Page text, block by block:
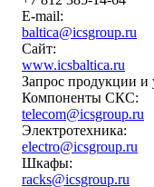
E-mail:
baltica@icsgroup.ru
Сайт:
www.icsbaltica.ru
Запрос продукции и
Компоненты СКС:
telecom@icsgroup.ru
Электротехника:
electro@icsgroup.ru
Шкафы:
racks@icsgroup.ru